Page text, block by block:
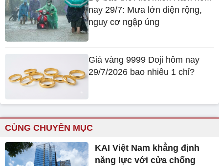
nay 29/7: Mưa lớn diện rộng,
nguy cơ ngập úng
Giá vàng 9999 Doji hôm nay
29/7/2026 bao nhiêu 1 chỉ?
CÙNG CHUYÊN MỤC
KAI Việt Nam khẳng định
năng lực với cửa chống